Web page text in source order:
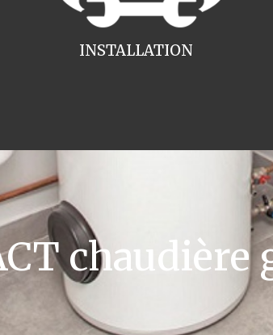
INSTALLATION
chaudière